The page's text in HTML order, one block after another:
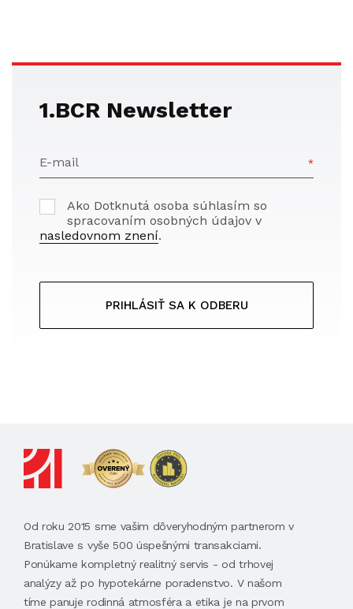
1.BCR Newsletter
E-mail
Ako Dotknutá osoba súhlasím so
spracovaním osobných údajov v
nasledovnom znení.
PRIHLÁSIŤ SA K ODBERU
Od roku 2015 sme vašim dôveryhodným partnerom v
Bratislave s vyše 500 úspešnými transakciami.
Ponúkame kompletný realitný servis - od trhovej
analýzy až po hypotekárne poradenstvo. V našom
tíme panuje rodinná atmosféra a etika je na prvom